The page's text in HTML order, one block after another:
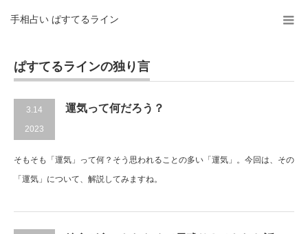
手相占い ぱすてるライン
ぱすてるラインの独り言
3.14
2023
運気って何だろう？
そもそも「運気」って何？そう思われることの多い「運気」。今回は、その
「運気」について、解説してみますね。